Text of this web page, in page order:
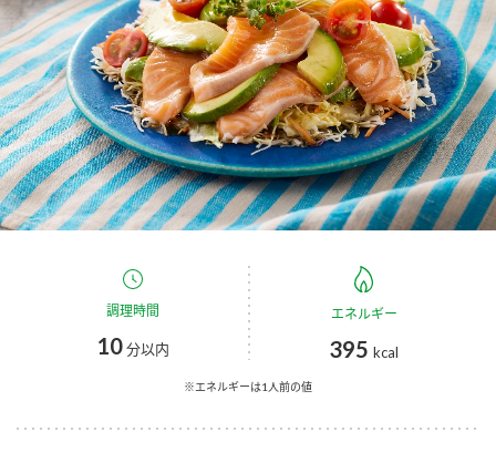
お酢ドリンク ぽん酢
みりん風・料理酒 鍋用調味料
つゆ たれ
スープ 中華
ブランド・スペシャルサイト
ブランド・スペシャルサイト トップ
商品ブランドサイト
Fibee（ファイビー）
くらしプラ酢
お酢ドリンク
つゆ
企業情報
国内事業概要
企業理念
ミツカンの歴史
ミツカンを知る
環境への取り組み
調理時間
10分以内
エネルギー
395 kcal
※エネルギーは1人前の値